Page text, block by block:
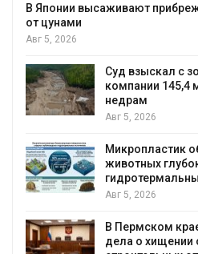
для защиты
за ущерб
почти у всех
фигурантов
на утилизации